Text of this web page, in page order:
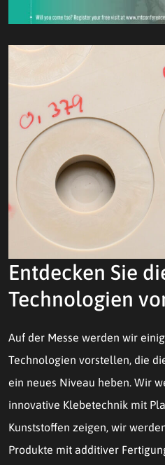
Entdecken Sie
Technologien
Auf der Messe werden wir
Technologien vorstellen, die
ein neues Niveau heben. Wir
innovative Klebetechnik mit
Kunststoffen zeigen, wir
Produkte mit additiver